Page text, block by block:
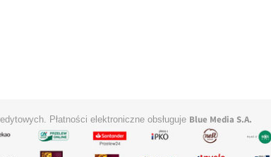
Płatności elektroniczne obsługuje Blue Media S.A.